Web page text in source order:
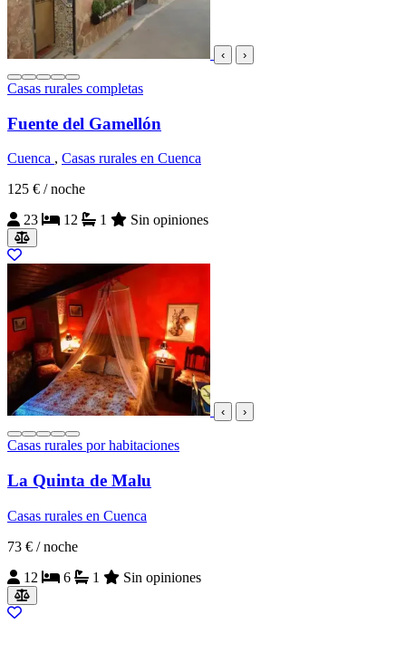
‹ ›
Casas rurales completas
Fuente del Gamellón
Cuenca , Casas rurales en Cuenca
125 € / noche
23
12 1 Sin opiniones
‹ ›
Casas rurales por habitaciones
La Quinta de Malu
Casas rurales en Cuenca
73 € / noche
12
6 1 Sin opiniones